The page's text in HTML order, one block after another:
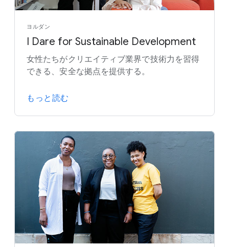
ヨルダン
I Dare for Sustainable Development
女性たちがクリエイティブ業界で技術力を習得
できる、安全な拠点を提供する。
もっと読む